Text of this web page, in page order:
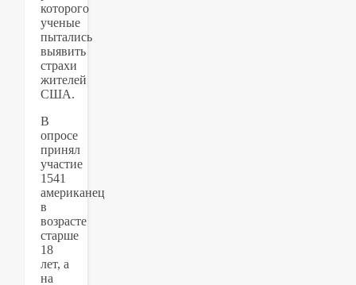
которого
ученые
пытались
выявить
страхи
жителей
США.
В
опросе
принял
участие
1541
американец
в
возрасте
старше
18
лет, а
на